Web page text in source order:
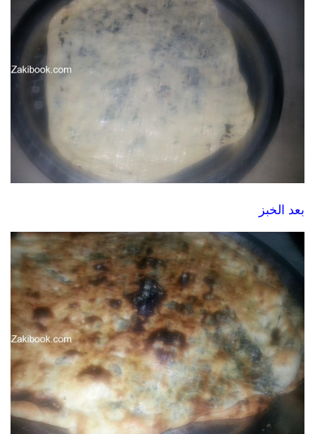
بعد الخبز